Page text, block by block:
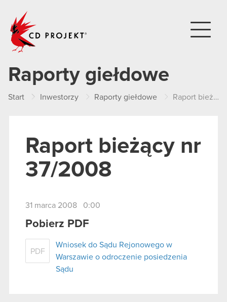
Raporty giełdowe
Start Inwestorzy Raporty giełdowe Raport bieżący nr 37/2008
Raport bieżący nr
37/2008
31 marca 2008 0:00
Pobierz PDF
PDF
Wniosek do Sądu Rejonowego w
Warszawie o odroczenie posiedzenia
Sądu